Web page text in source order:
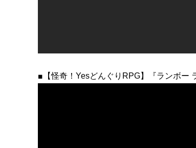
■ 【怪奇！ Yesどんぐり RPG】『ランボー